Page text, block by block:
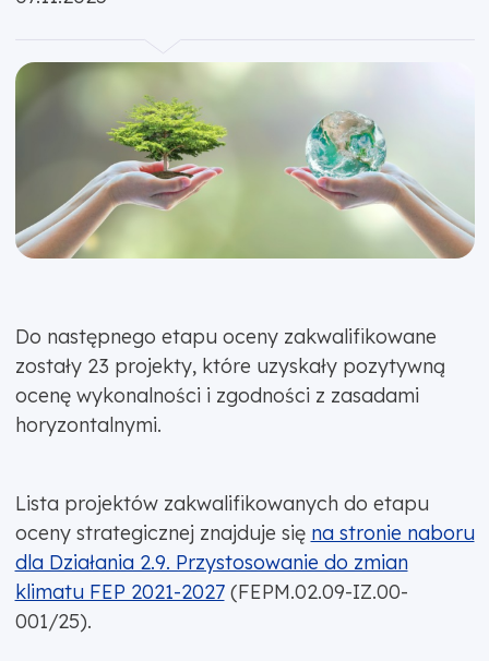
Do następnego etapu oceny zakwalifikowane
zostały 23 projekty, które uzyskały pozytywną
ocenę wykonalności i zgodności z zasadami
horyzontalnymi.
Lista projektów zakwalifikowanych do etapu
oceny strategicznej znajduje się na stronie naboru
dla Działania 2.9. Przystosowanie do zmian
klimatu FEP 2021-2027(FEPM.02.09-IZ.00-
001/25).